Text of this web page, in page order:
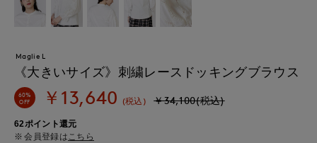
Maglie L
《大きいサイズ》刺繍レースドッキングブラウス
60%
OFF ￥13,640 (税込) ￥34,100(税込)
62ポイント還元
会員登録はこちら